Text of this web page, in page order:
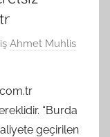
Ahmet Muhlis
“Burda
geçirilen